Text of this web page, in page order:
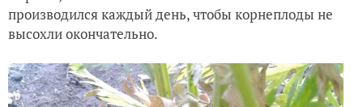
производился каждый день, чтобы корнеплоды не
высохли окончательно.